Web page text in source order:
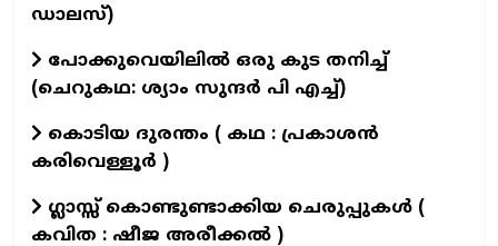
ഡാലസ്)
പോക്കുവെയിലിൽ ഒരു കുട തനിച്ച്
(ചെറുകഥ: ശ്യാം സുന്ദര്‍ പി എച്ച്)
കൊടിയ ദുരന്തം ( കഥ : പ്രകാശൻ
കരിവെള്ളൂർ )
ഗ്ലാസ്സ് കൊണ്ടുണ്ടാക്കിയ ചെരുപ്പുകൾ (
കവിത : ഷീജ അരീക്കൽ )